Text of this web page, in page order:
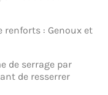
renforts : Genoux et
de serrage par
de resserrer